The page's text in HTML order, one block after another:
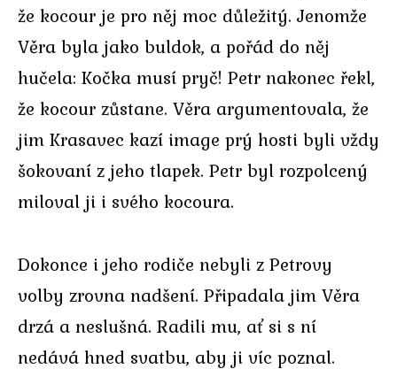
že kocour je pro něj moc důležitý. Jenomže
Věra byla jako buldok, a pořád do něj
hučela: Kočka musí pryč! Petr nakonec řekl,
že kocour zůstane. Věra argumentovala, že
jim Krasavec kazí image prý hosti byli vždy
šokovaní z jeho tlapek. Petr byl rozpolcený
miloval ji i svého kocoura.
Dokonce i jeho rodiče nebyli z Petrovy
volby zrovna nadšení. Připadala jim Věra
drzá a neslušná. Radili mu, ať si s ní
nedává hned svatbu, aby ji víc poznal.